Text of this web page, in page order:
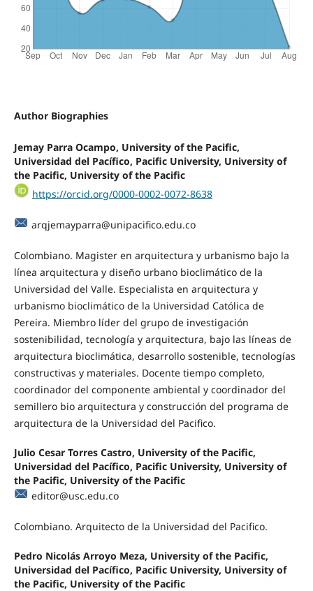
Author Biographies
Jemay Parra Ocampo, University of the Pacific,
Universidad del Pacífico, Pacific University, University of
the Pacific, University of the Pacific
https://orcid.org/0000-0002-0072-8638
arqjemayparra@unipacifico.edu.co
Colombiano. Magister en arquitectura y urbanismo bajo la
línea arquitectura y diseño urbano bioclimático de la
Universi­dad del Valle. Especialista en arquitectura y
urbanismo bioclimático de la Universidad Católica de
Pereira. Miembro líder del grupo de investigación
sostenibilidad, tecnología y arquitectura, bajo las líneas de
arquitectura bioclimática, desarrollo sostenible, tecnologías
constructivas y materiales. Docente tiempo completo,
coordinador del componente ambiental y coordinador del
semillero bio arquitectura y construcción del programa de
arquitectura de la Universidad del Pacifico.
Julio Cesar Torres Castro, University of the Pacific,
Universidad del Pacífico, Pacific University, University of
the Pacific, University of the Pacific
editor@usc.edu.co
Colombiano. Arquitecto de la Universidad del Pacifico.
Pedro Nicolás Arroyo Meza, University of the Pacific,
Universidad del Pacífico, Pacific University, University of
the Pacific, University of the Pacific